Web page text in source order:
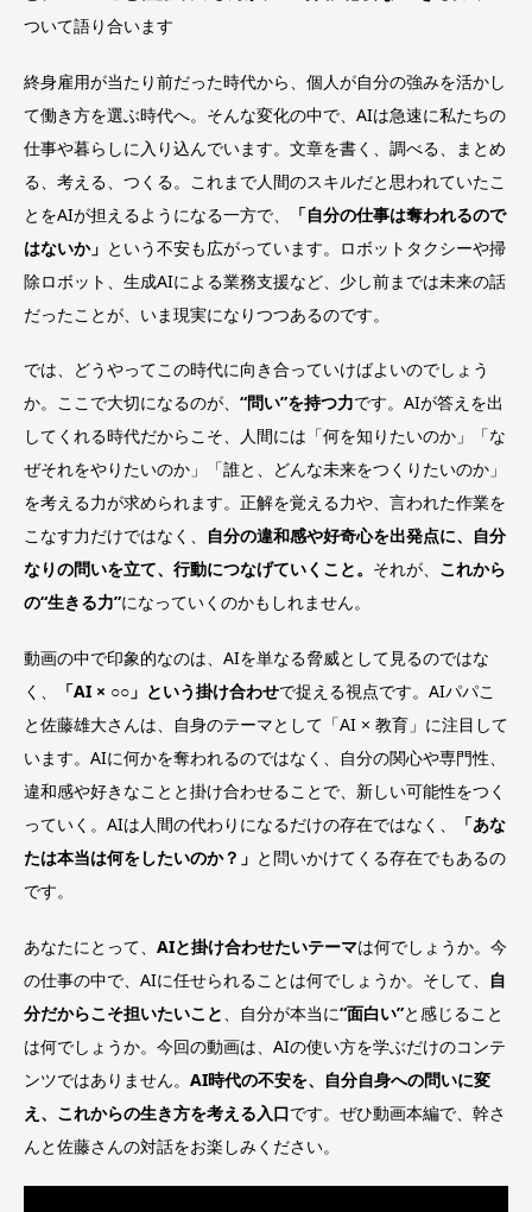
ついて語り合います
終身雇用が当たり前だった時代から、個人が自分の強みを活かし
て働き方を選ぶ時代へ。そんな変化の中で、AIは急速に私たちの
仕事や暮らしに入り込んでいます。文章を書く、調べる、まとめ
る、考える、つくる。これまで人間のスキルだと思われていたこ
とをAIが担えるようになる一方で、
「自分の仕事は奪われるので
はないか」 という不安も広がっています。ロボットタクシーや掃
除ロボット、生成AIによる業務支援など、少し前までは未来の話
だったことが、いま現実になりつつあるのです。
では、どうやってこの時代に向き合っていけばよいのでしょう
か。ここで大切になるのが、 “問い”を持つ力です。AIが答えを出
してくれる時代だからこそ、人間には「何を知りたいのか」「な
ぜそれをやりたいのか」「誰と、どんな未来をつくりたいのか」
を考える力が求められます。正解を覚える力や、言われた作業を
こなす力だけではなく、
自分の違和感や好奇心を出発点に、自分
なりの問いを立て、行動につなげていくこと。 それが、 これから
の“生きる力”になっていくのかもしれません。
動画の中で印象的なのは、AIを単なる脅威として見るのではな
く、
「AI × ○○」という掛け合わせで捉える視点です。AIパパこ
と佐藤雄大さんは、自身のテーマとして「AI × 教育」に注目して
います。AIに何かを奪われるのではなく、自分の関心や専門性、
違和感や好きなことと掛け合わせることで、新しい可能性をつく
っていく。AIは人間の代わりになるだけの存在ではなく、
「あな
たは本当は何をしたいのか？」 と問いかけてくる存在でもあるの
です。
あなたにとって、 AIと掛け合わせたいテーマは何でしょうか。今
の仕事の中で、AIに任せられることは何でしょうか。そして、
自
分だからこそ担いたいこと、自分が本当に“面白い”と感じること
は何でしょうか。今回の動画は、AIの使い方を学ぶだけのコンテ
ンツではありません。 AI時代の不安を、自分自身への問いに変
え、これからの生き方を考える入口です。ぜひ動画本編で、幹さ
んと佐藤さんの対話をお楽しみください。